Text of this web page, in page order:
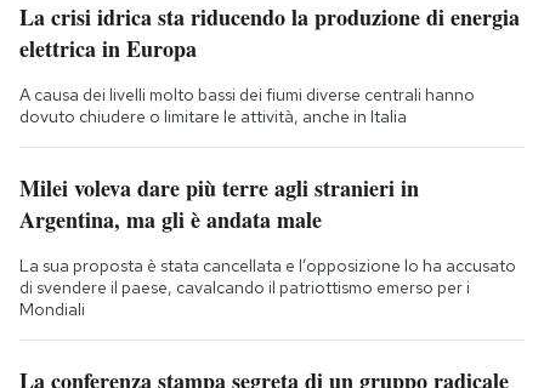
La crisi idrica sta riducendo la produzione di energia
elettrica in Europa
A causa dei livelli molto bassi dei fiumi diverse centrali hanno
dovuto chiudere o limitare le attività, anche in Italia
Milei voleva dare più terre agli stranieri in
Argentina, ma gli è andata male
La sua proposta è stata cancellata e l’opposizione lo ha accusato
di svendere il paese, cavalcando il patriottismo emerso per i
Mondiali
La conferenza stampa segreta di un gruppo radicale